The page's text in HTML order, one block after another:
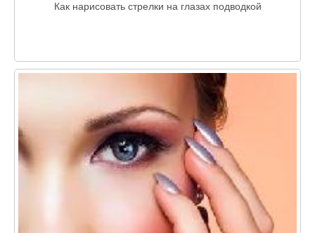
Как нарисовать стрелки на глазах подводкой